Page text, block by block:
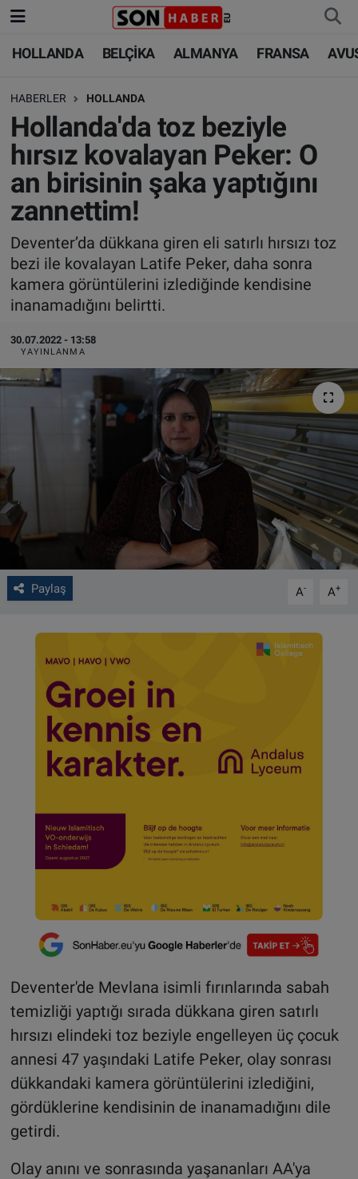
HOLLANDA BELÇİKA ALMANYA FRANSA
HABERLER HOLLANDA
Hollanda'da toz beziyle
hırsız kovalayan Peker: O
an birisinin şaka yaptığını
zannettim!
Deventer’da dükkana giren eli satırlı hırsızı toz
bezi ile kovalayan Latife Peker, daha sonra
kamera görüntülerini izlediğinde kendisine
inanamadığını belirtti.
30.07.2022 - 13:58
YAYINLANMA
Paylaş A- A+
Deventer'de Mevlana isimli fırınlarında sabah
temizliği yaptığı sırada dükkana giren satırlı
hırsızı elindeki toz beziyle engelleyen üç çocuk
annesi 47 yaşındaki Latife Peker, olay sonrası
dükkandaki kamera görüntülerini izlediğini,
gördüklerine kendisinin de inanamadığını dile
getirdi.
Olay anını ve sonrasında yaşananları AA'ya
HOLLANDA
BELÇİKA
ALMANYA
FRANSA
AVUSTURYA
SAĞLIK - YAŞAM
BİLİM-TEKNOLOJİ
HOLLANDA
BELÇİKA
ALMANYA
TÜRKİYE
DÜNYA
BİLİM-TEKNOLOJİ
SAĞLIK
FOTO GALERİ
VIDEO GALERİ
ALGEMENE VOORWAARDEN
CONTACT
Nöbetçi Eczaneler
Hava Durumu
Trafik Durumu
Süper Lig Puan Durumu ve Fikstür
Tüm Manşetler
Son Dakika Haberleri
Haber Arşivi